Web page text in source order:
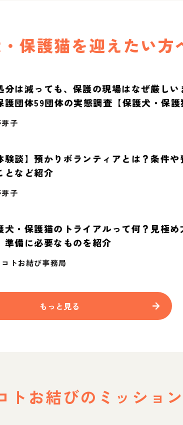
保護猫を迎えたい方
分は減っても、保護の現場はなぜ厳しい
護団体59団体の実態調査【保護犬・保
】子
験談】預かりボランティアとは？条件
となど紹介
子
犬・保護猫のトライアルって何？見極め
準備に必要なものを紹介
トお結び事務局
もっと見る
トお結びの ミッション